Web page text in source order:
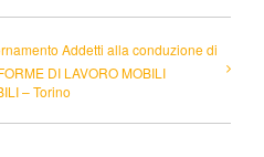
Addetti alla conduzione di
DI LAVORO MOBILI
– Torino